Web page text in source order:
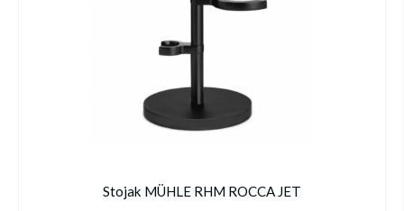
Stojak MÜHLE RHM ROCCA JET